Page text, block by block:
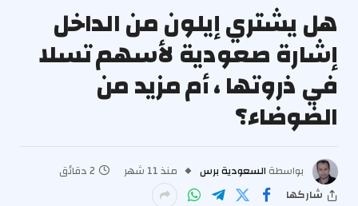
هل يشتري إيلون من الداخل
إشارة صعودية لأسهم تسلا
في ذروتها ، أم مزيد من
الضوضاء؟
بواسطة السعودية برس منذ 11 شهر
2 دقائق
شاركها